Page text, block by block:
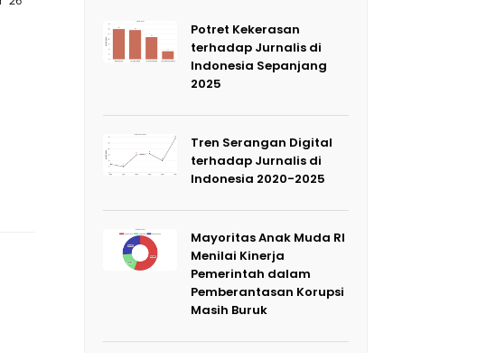
Potret Kekerasan
terhadap Jurnalis di
Indonesia Sepanjang
2025
Tren Serangan Digital
terhadap Jurnalis di
Indonesia 2020-2025
Mayoritas Anak Muda RI
Menilai Kinerja
Pemerintah dalam
Pemberantasan Korupsi
Masih Buruk